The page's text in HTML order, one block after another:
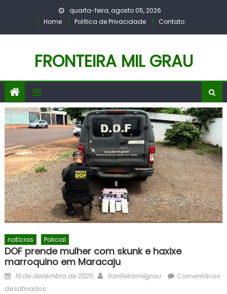
quarta-feira, agosto 05, 2026
Home
Política de Privacidade Contato
FRONTEIRA MIL GRAU
notícias Policial
DOF prende mulher com skunk e haxixe
marroquino em Maracaju
Posted
on
16 de dezembro de 2025 Author
fronteiramilgrau
Comentários
desativadosem